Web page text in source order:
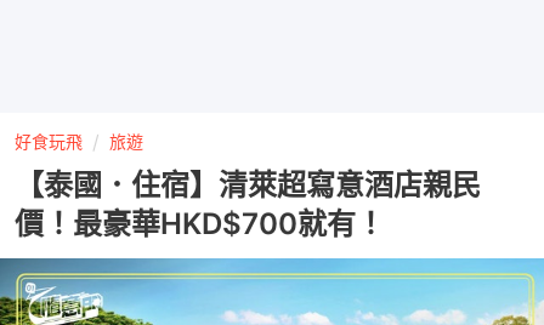
好食玩飛 旅遊
【泰國．住宿】清萊超寫意酒店親民
價！最豪華HKD$700就有！